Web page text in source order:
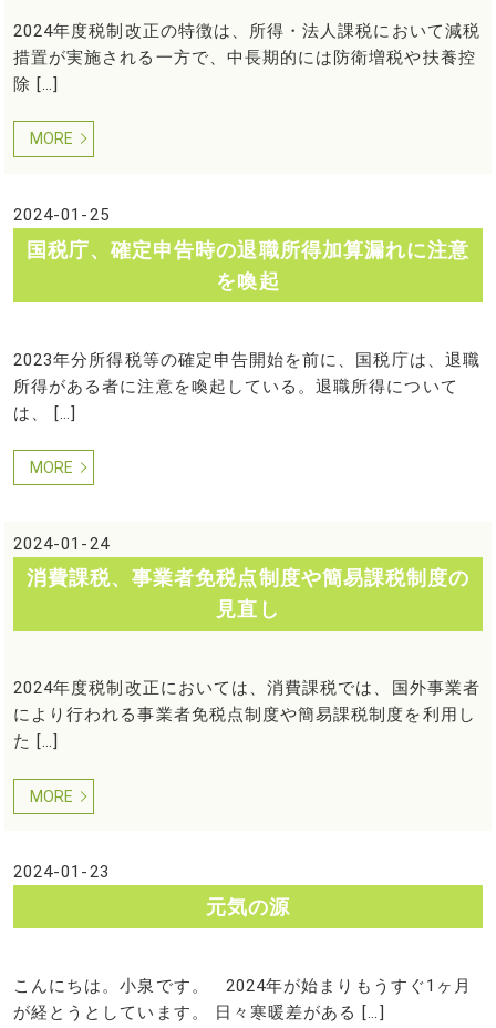
2024年度税制改正の特徴は、所得・法人課税において減税
措置が実施される一方で、中長期的には防衛増税や扶養控
除 […]
MORE
2024-01-25
国税庁、確定申告時の退職所得加算漏れに注意
を喚起
2023年分所得税等の確定申告開始を前に、国税庁は、退職
所得がある者に注意を喚起している。退職所得について
は、 […]
MORE
2024-01-24
消費課税、事業者免税点制度や簡易課税制度の
見直し
2024年度税制改正においては、消費課税では、国外事業者
により行われる事業者免税点制度や簡易課税制度を利用し
た […]
MORE
2024-01-23
元気の源
こんにちは。小泉です。 2024年が始まりもうすぐ1ヶ月
が経とうとしています。 日々寒暖差がある […]